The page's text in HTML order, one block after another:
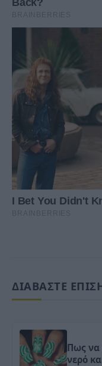
ΔΙΑΒΑΣΤΕ
Πως να
νερό